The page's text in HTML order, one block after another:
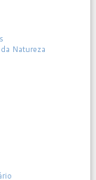
Natureza